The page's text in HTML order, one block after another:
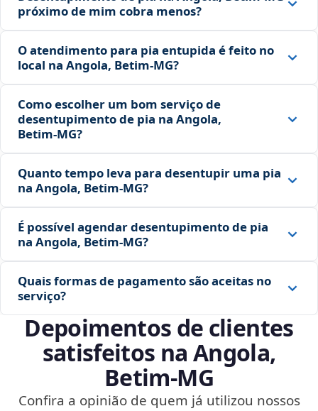
próximo de mim cobra menos?
O atendimento para pia entupida é feito no
local na Angola, Betim‑MG?
Como escolher um bom serviço de
desentupimento de pia na Angola,
Betim‑MG?
Quanto tempo leva para desentupir uma pia
na Angola, Betim‑MG?
É possível agendar desentupimento de pia
na Angola, Betim‑MG?
Quais formas de pagamento são aceitas no
serviço?
Depoimentos de clientes
satisfeitos na Angola,
Betim‑MG
Confira a opinião de quem já utilizou nossos